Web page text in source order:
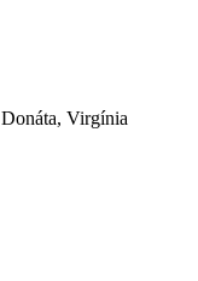
Virgínia